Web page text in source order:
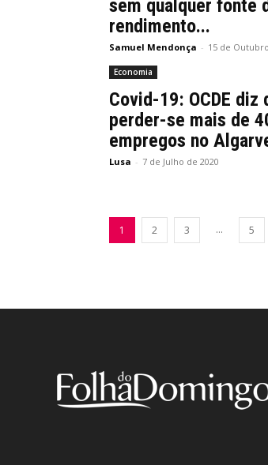
sem qualquer fonte
rendimento...
Samuel Mendonça - 15 de
Economia
Covid-19: OCDE diz
perder-se mais de
empregos no
Lusa - 7 de Julho de 2020
1 2 3 ... 5